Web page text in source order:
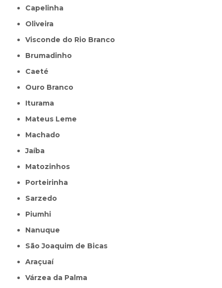
Capelinha
Oliveira
Visconde do Rio Branco
Brumadinho
Caeté
Ouro Branco
Iturama
Mateus Leme
Machado
Jaíba
Matozinhos
Porteirinha
Sarzedo
Piumhi
Nanuque
São Joaquim de Bicas
Araçuaí
Várzea da Palma